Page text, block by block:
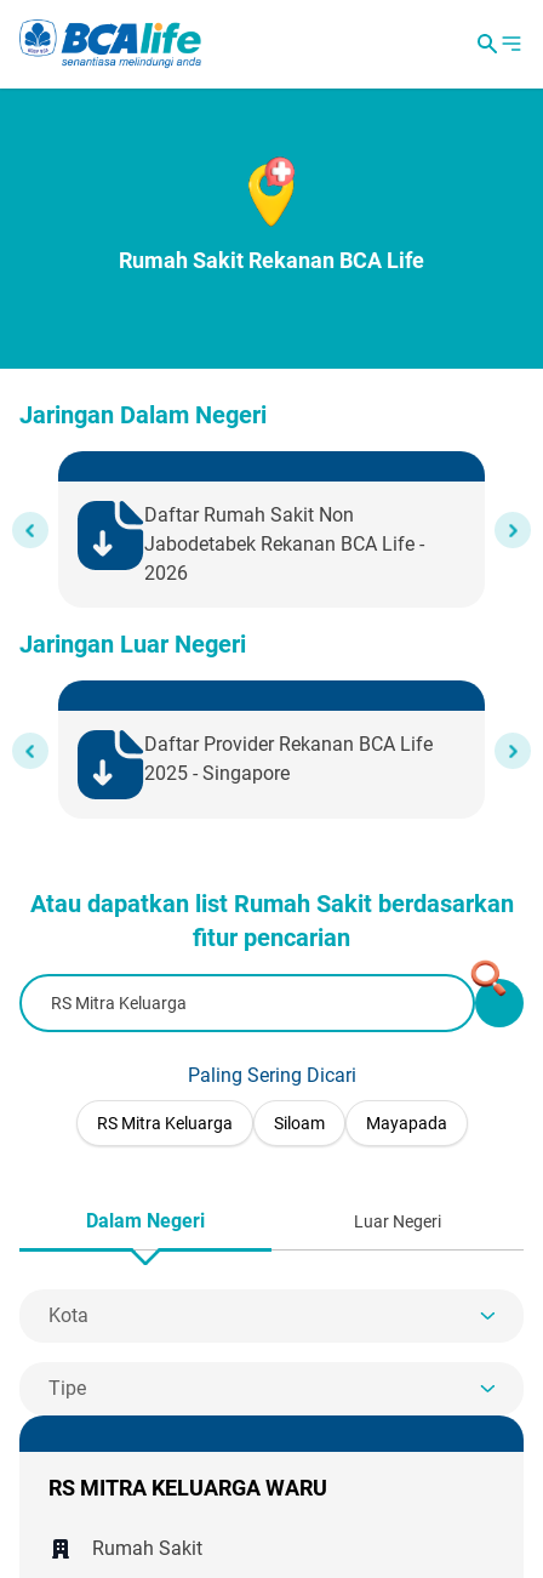
Rumah Sakit Rekanan BCA Life
Jaringan Dalam Negeri
Daftar Rumah Sakit Non
Jabodetabek Rekanan BCA Life -
2026
Jaringan Luar Negeri
Daftar Provider Rekanan BCA Life
2025 - Singapore
Atau dapatkan list Rumah Sakit berdasarkan
fitur pencarian
Paling Sering Dicari
RS Mitra Keluarga Siloam Mayapada
Dalam Negeri Luar Negeri
Kota
Tipe
RS MITRA KELUARGA WARU
Rumah Sakit